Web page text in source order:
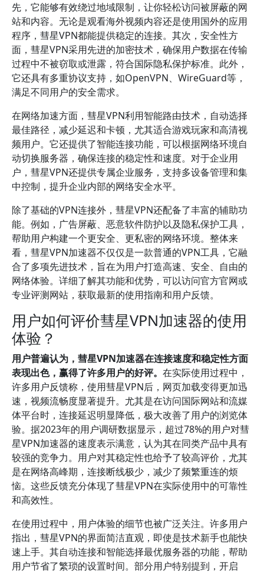
先，它能够有效绕过地域限制，让你轻松访问被屏蔽的网
站和内容。无论是观看海外视频内容还是使用国外的应用
程序，彗星VPN都能提供稳定的连接。其次，安全性方
面，彗星VPN采用先进的加密技术，确保用户数据在传输
过程中不被窃取或泄露，符合国际隐私保护标准。此外，
它还具有多重协议支持，如OpenVPN、WireGuard等，
满足不同用户的安全需求。
在网络加速方面，彗星VPN利用智能路由技术，自动选择
最佳路径，减少延迟和卡顿，尤其适合游戏玩家和高清视
频用户。它还提供了智能连接功能，可以根据网络环境自
动切换服务器，确保连接的稳定性和速度。对于企业用
户，彗星VPN还提供专属企业服务，支持多设备管理和集
中控制，提升企业内部的网络安全水平。
除了基础的VPN连接外，彗星VPN还配备了丰富的辅助功
能。例如，广告屏蔽、恶意软件防护以及隐私保护工具，
帮助用户构建一个更安全、更私密的网络环境。整体来
看，彗星VPN加速器不仅仅是一款普通的VPN工具，它融
合了多项先进技术，旨在为用户打造高速、安全、自由的
网络体验。详细了解其功能和优势，可以访问官方官网或
专业评测网站，获取最新的使用指南和用户反馈。
用户如何评价彗星VPN加速器的使用
体验？
用户普遍认为，彗星VPN加速器在连接速度和稳定性方面
表现出色，赢得了许多用户的好评。 在实际使用过程中，
许多用户反馈称，使用彗星VPN后，网页加载变得更加迅
速，视频流畅度显著提升。尤其是在访问国际网站和流媒
体平台时，连接延迟明显降低，极大改善了用户的浏览体
验。据2023年的用户调研数据显示，超过78%的用户对彗
星VPN加速器的速度表示满意，认为其在同类产品中具有
较强的竞争力。用户对其稳定性也给予了较高评价，尤其
是在网络高峰期，连接断线极少，减少了频繁重连的烦
恼。这些反馈充分体现了彗星VPN在实际使用中的可靠性
和高效性。
在使用过程中，用户体验的细节也被广泛关注。许多用户
指出，彗星VPN的界面简洁直观，即使是技术新手也能快
速上手。其自动连接和智能选择最优服务器的功能，帮助
用户节省了繁琐的设置时间。部分用户特别提到，开启